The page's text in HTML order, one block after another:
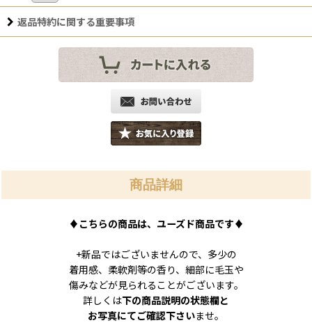
返品特約に関する重要事項
商品詳細
♦ こちらの商品は、ユーズド商品です♦
+新品ではございませんので、多少の
着用感、柔軟剤等の香り、細部に毛玉や
傷みなどが見られることがございます。
詳しくは下の商品説明の状態欄と
お写真にてご確認下さいませ。